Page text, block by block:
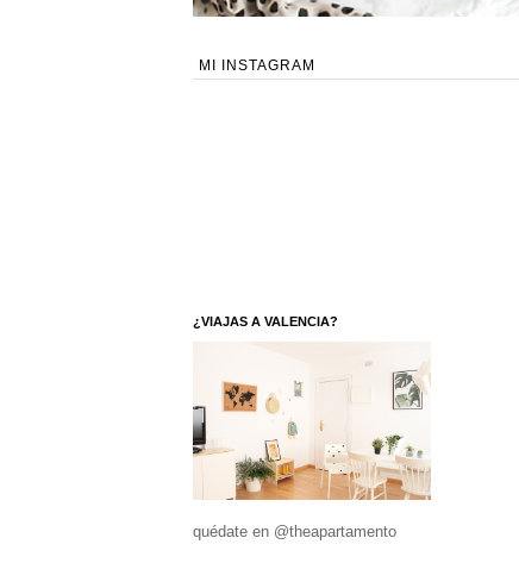
MI INSTAGRAM
¿VIAJAS A VALENCIA?
quédate en @theapartamento